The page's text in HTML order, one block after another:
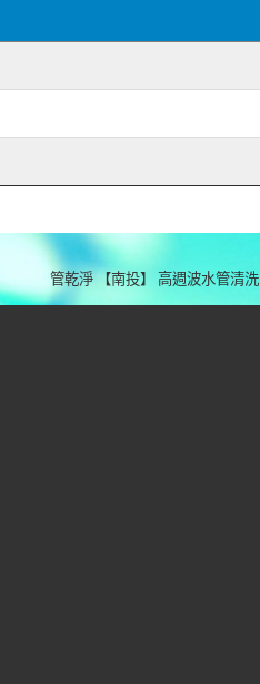
管乾淨 【南投】 高週波水管清洗